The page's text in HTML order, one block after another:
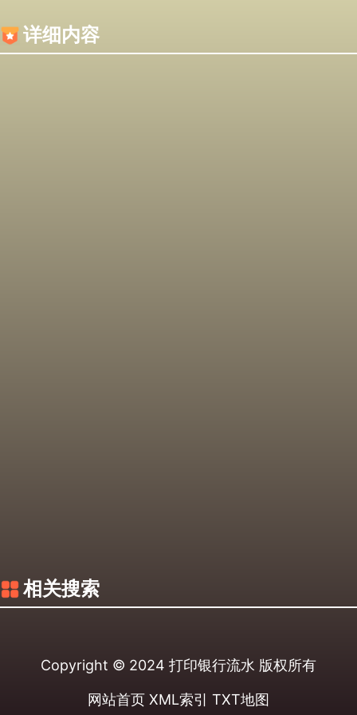
详细内容
相关搜索
Copyright © 2024 打印银行流水 版权所有
网站首页 XML索引 TXT地图